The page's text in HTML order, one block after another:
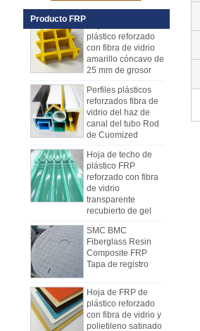
Producto FRP
con fibra de vidrio
amarillo cóncavo de
25 mm de grosor
Perfiles plásticos
reforzados fibra de
vidrio del haz de
canal del tubo Rod
de Cuomized
Hoja de techo de
plástico FRP
reforzado con fibra
de vidrio
transparente
recubierto de gel
SMC BMC
Fiberglass Resin
Composite FRP
Tapa de registro
Hoja de FRP de
plástico reforzado
con fibra de vidrio y
polietileno satinado
Cómo elegir paneles de
carrocería de camiones
refrigerados
Debido al costo, la instalación y la
construcción, los paneles de
camionetas frigoríficas se fabricaron
gradualmente con paneles
compuestos de FRP. Los paneles
compuestos FRP están hechos de